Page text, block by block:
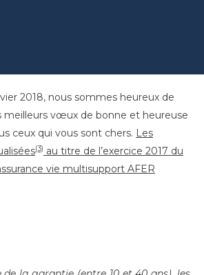
2018, nous sommes heureux de
meilleurs vœux de bonne et heureuse
ceux qui vous sont chers. Les
(3) au titre de l’exercice 2017 du
vie multisupport AFER